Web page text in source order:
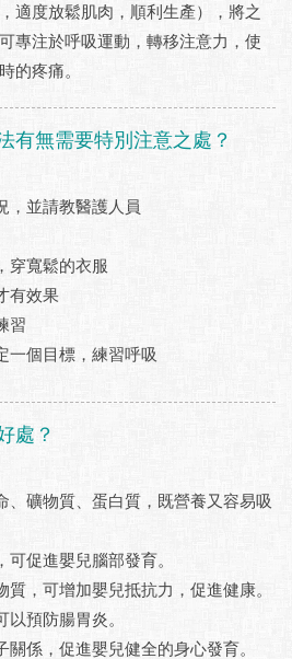
適度放鬆肌肉，順利生產），將之
專注於呼吸運動，轉移注意力，使
的疼痛。
有無需要特別注意之處？
，並請教醫護人員
穿寬鬆的衣服
有效果
習
一個目標，練習呼吸
處？
、礦物質、蛋白質，既營養又容易吸
促進嬰兒腦部發育。
質，可增加嬰兒抵抗力，促進健康。
預防腸胃炎。
關係，促進嬰兒健全的身心發育。